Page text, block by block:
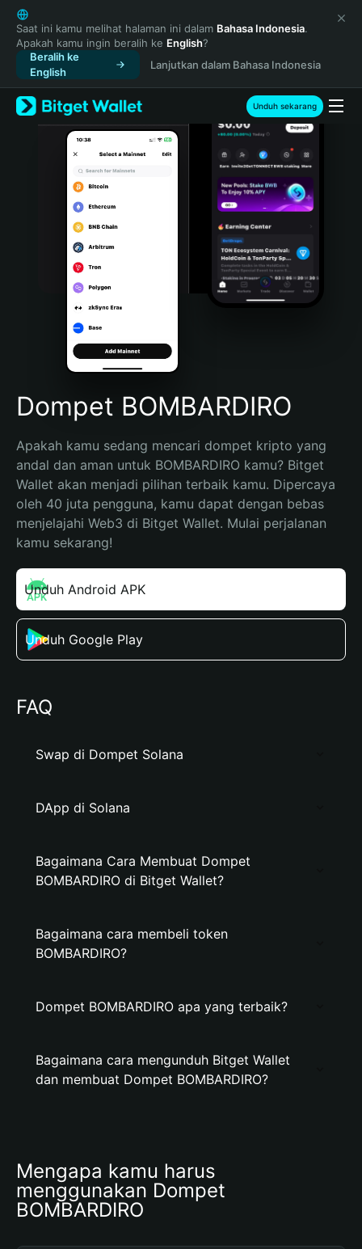
English
日本語
Tiếng Việt
Русский
Español (Latinoamérica)
Türkçe
Italiano
Português (Portugal)
Bahasa Indonesia
Português (Brasil)
Español (Argentina)
Saat ini kamu melihat halaman ini dalam Bahasa Indonesia.
Apakah kamu ingin beralih ke English?
Beralih ke
English
Lanjutkan dalam Bahasa Indonesia
Unduh sekarang
Dompet BOMBARDIRO
Apakah kamu sedang mencari dompet kripto yang
andal dan aman untuk BOMBARDIRO kamu? Bitget
Wallet akan menjadi pilihan terbaik kamu. Dipercaya
oleh 40 juta pengguna, kamu dapat dengan bebas
menjelajahi Web3 di Bitget Wallet. Mulai perjalanan
kamu sekarang!
Unduh Android APK
Unduh Google Play
FAQ
Swap di Dompet Solana
DApp di Solana
Bagaimana Cara Membuat Dompet
BOMBARDIRO di Bitget Wallet?
Bagaimana cara membeli token
BOMBARDIRO?
Dompet BOMBARDIRO apa yang terbaik?
Bagaimana cara mengunduh Bitget Wallet
dan membuat Dompet BOMBARDIRO?
Mengapa kamu harus
menggunakan Dompet
BOMBARDIRO